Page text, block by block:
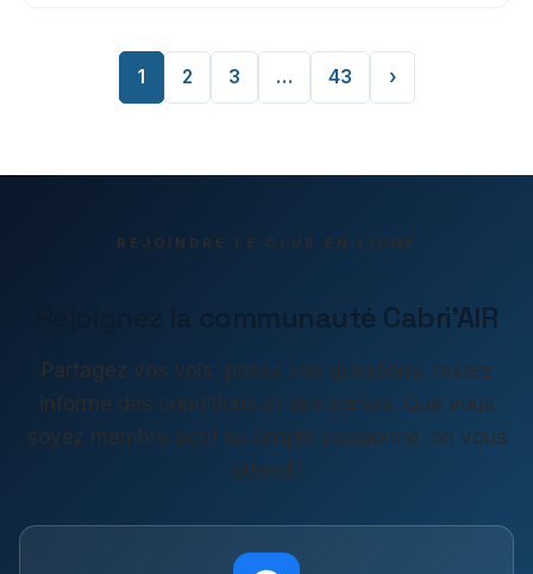
1 2 3 … 43 ›
REJOINDRE LE CLUB EN LIGNE
Rejoignez la communauté Cabri'AIR
Partagez vos vols, posez vos questions, restez
informé des conditions et des sorties. Que vous
soyez membre actif ou simple passionné, on vous
attend !